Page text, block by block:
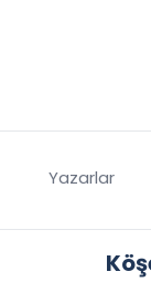
Yazarlar